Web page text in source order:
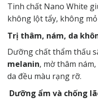
Tinh chất Nano White
không lột tẩy, không
Trị thâm, nám, da
Dưỡng chất thẩm thấu
melanin, mờ thâm
da đều màu rạng rỡ.
Dưỡng ẩm và chống